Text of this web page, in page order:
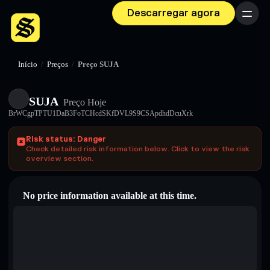
Descarregar agora Menu
Início / Preços / Preço SUJA
SUJA Preço Hoje
BrWCgpTPTU1DaB3FoTCHcdSKfDVL9S9CSApdhdDcuXrk
Risk status: Danger
Check detailed risk information below. Click to view the risk
overview section.
No price information available at this time.